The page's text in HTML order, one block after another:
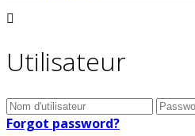
Utilisateur
Forgot password?